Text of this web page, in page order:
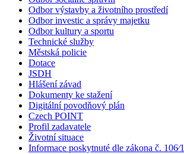
Odbor výstavby a životního prostředí
Odbor investic a správy majetku
Odbor kultury a sportu
Technické služby
Městská policie
Dotace
JSDH
Hlášení závad
Dokumenty ke stažení
Digitální povodňový plán
Czech POINT
Profil zadavatele
Životní situace
Informace poskytnuté dle zákona č.